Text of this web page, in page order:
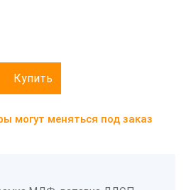
Купить
могут меняться под заказ